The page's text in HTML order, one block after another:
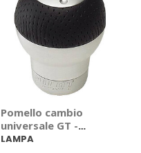
Pomello cambio
universale GT -
LAMPA
LAMPA